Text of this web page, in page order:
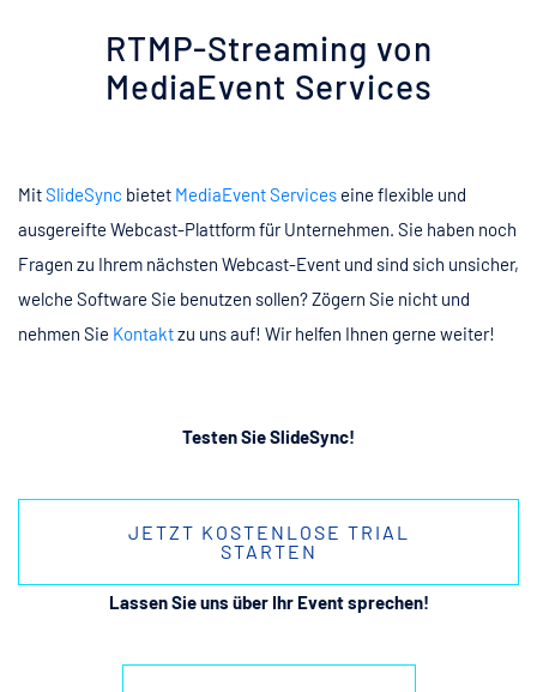
RTMP-Streaming von
MediaEvent Services
MitSlideSync bietet MediaEvent Services eine flexible und
ausgereifte Webcast-Plattform für Unternehmen. Sie haben noch
Fragen zu Ihrem nächsten Webcast-Event und sind sich unsicher,
welche Software Sie benutzen sollen? Zögern Sie nicht und
nehmen Sie Kontaktzu uns auf! Wir helfen Ihnen gerne weiter!
Testen Sie SlideSync!
JETZT KOSTENLOSE TRIAL
STARTEN
Lassen Sie uns über Ihr Event sprechen!